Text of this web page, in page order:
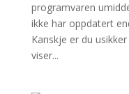
programvaren
ikke har oppdatert
Kanskje er du
viser...